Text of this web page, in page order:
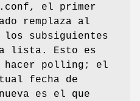
el primer
remplaza al
los subsiguientes
lista. Esto es
hacer polling; el
fecha de
es el que